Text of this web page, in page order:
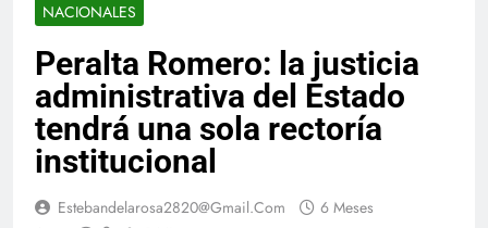
NACIONALES
Peralta Romero: la justicia
administrativa del Estado
tendrá una sola rectoría
institucional
Estebandelarosa2820@gmail.com
6 Meses